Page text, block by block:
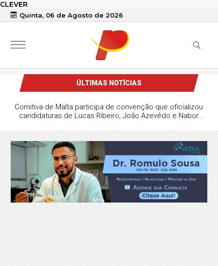
CLEVER
Quinta, 06 de Agosto de 2026
ÚLTIMAS NOTÍCIAS
investe em formação continuada e
na educação com o Programa